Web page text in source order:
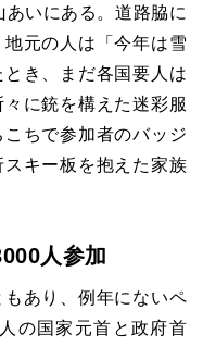
いにある。道路脇に
元の人は「今年は雪
き、まだ各国要人は
に銃を構えた迷彩服
ちで参加者のバッジ
キー板を抱えた家族
人参加
あり、例年にないペ
の国家元首と政府首